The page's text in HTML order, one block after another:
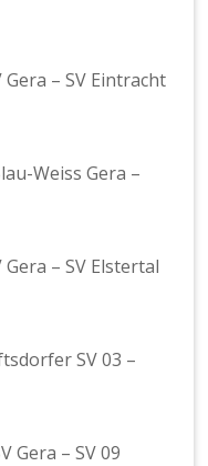
Gera – SV Eintracht
Weiss Gera –
Gera – SV Elstertal
SV 03 –
Gera – SV 09